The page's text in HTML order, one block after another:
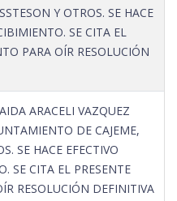
Y OTROS. SE HACE
SE CITA EL
PARA OÍR RESOLUCIÓN
AIDA ARACELI VAZQUEZ
DE CAJEME,
SE HACE EFECTIVO
SE CITA EL PRESENTE
RESOLUCIÓN DEFINITIVA